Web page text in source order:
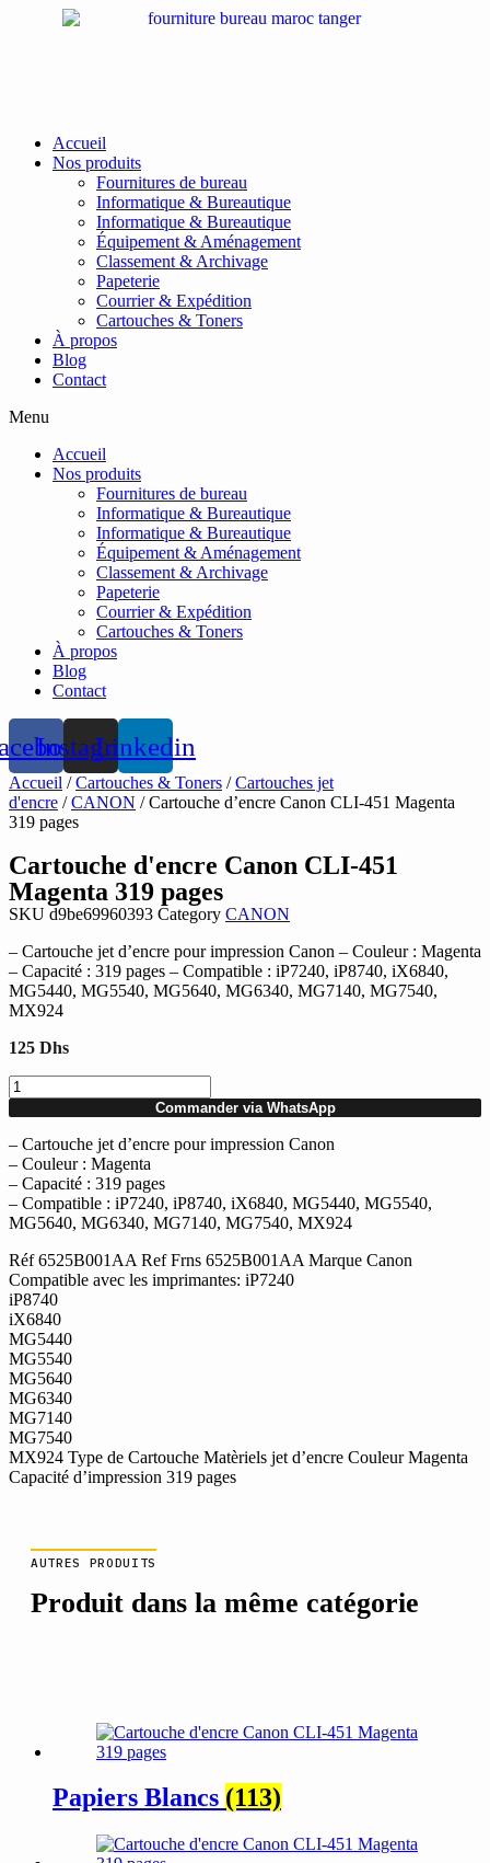
Accueil
Nos produits
Fournitures de bureau
Informatique & Bureautique
Informatique & Bureautique
Équipement & Aménagement
Classement & Archivage
Papeterie
Courrier & Expédition
Cartouches & Toners
À propos
Blog
Contact
Menu
Accueil
Nos produits
Fournitures de bureau
Informatique & Bureautique
Informatique & Bureautique
Équipement & Aménagement
Classement & Archivage
Papeterie
Courrier & Expédition
Cartouches & Toners
À propos
Blog
Contact
InstagramLinkedin
Accueil /Cartouches & Toners /Cartouches jet
d'encre /CANON / Cartouche d’encre Canon CLI-451 Magenta
319 pages
Cartouche d'encre Canon CLI-451
Magenta 319 pages
SKU d9be69960393 Category CANON
– Cartouche jet d’encre pour impression Canon – Couleur : Magenta
– Capacité : 319 pages – Compatible : iP7240, iP8740, iX6840,
MG5440, MG5540, MG5640, MG6340, MG7140, MG7540,
MX924
125 Dhs
quantité
de
Cartouche
d'encre
Canon
CLI-
451
Magenta
pages
Commander via WhatsApp
– Cartouche jet d’encre pour impression Canon
– Couleur : Magenta
– Capacité : 319 pages
– Compatible : iP7240, iP8740, iX6840, MG5440, MG5540,
MG5640, MG6340, MG7140, MG7540, MX924
Réf 6525B001AA Ref Frns 6525B001AA Marque Canon
Compatible avec les imprimantes: iP7240
iP8740
iX6840
MG5440
MG5540
MG5640
MG6340
MG7140
MG7540
MX924 Type de Cartouche Matèriels jet d’encre Couleur Magenta
Capacité d’impression 319 pages
AUTRES PRODUITS
Produit dans la même catégorie
Papiers Blancs (113)